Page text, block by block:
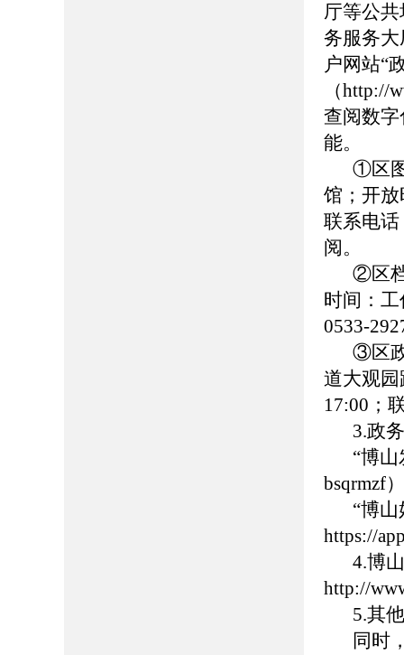
厅等公
务服务
户网站“
（http://
查阅数
能。
①区
馆；开
联系电话
阅。
②区
时间：
0533-
③区
道大观
17:00；
3.政
“博
bsqrmzf
“博
https://
4.博
http://
5.其
同时